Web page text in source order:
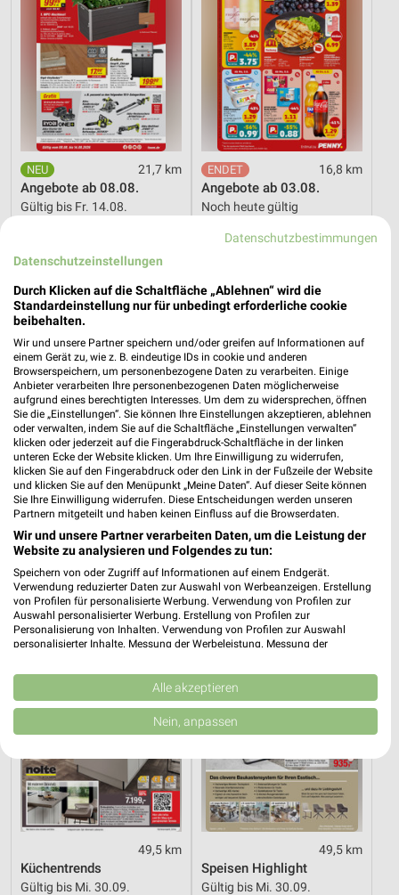
21,7 km
Angebote ab 08.08.
Gültig bis Fr. 14.08.
16,8 km
Angebote ab 03.08.
Noch heute gültig
0,5 km
Angebote ab 03.08.
Noch heute gültig
Opti Wohnwelt
49,5 km
Hot Sommer Sale
Gültig bis Sa. 29.08.
Opti Wohnwelt
49,5 km
Küchentrends
Gültig bis Mi. 30.09.
Opti Wohnwelt
49,5 km
Speisen Highlight
Gültig bis Mi. 30.09.
Datenschutzbestimmungen
Datenschutzeinstellungen
Durch Klicken auf die Schaltfläche „Ablehnen“ wird die
Standardeinstellung nur für unbedingt erforderliche cookie
beibehalten.
Wir und unsere Partner speichern und/oder greifen auf Informationen auf
einem Gerät zu, wie z. B. eindeutige IDs in cookie und anderen
Browserspeichern, um personenbezogene Daten zu verarbeiten. Einige
Anbieter verarbeiten Ihre personenbezogenen Daten möglicherweise
aufgrund eines berechtigten Interesses. Um dem zu widersprechen, öffnen
Sie die „Einstellungen“. Sie können Ihre Einstellungen akzeptieren, ablehnen
oder verwalten, indem Sie auf die Schaltfläche „Einstellungen verwalten“
klicken oder jederzeit auf die Fingerabdruck-Schaltfläche in der linken
unteren Ecke der Website klicken. Um Ihre Einwilligung zu widerrufen,
klicken Sie auf den Fingerabdruck oder den Link in der Fußzeile der Website
und klicken Sie auf den Menüpunkt „Meine Daten“. Auf dieser Seite können
Sie Ihre Einwilligung widerrufen. Diese Entscheidungen werden unseren
Partnern mitgeteilt und haben keinen Einfluss auf die Browserdaten.
Wir und unsere Partner verarbeiten Daten, um die Leistung der
Website zu analysieren und Folgendes zu tun:
Speichern von oder Zugriff auf Informationen auf einem Endgerät.
Verwendung reduzierter Daten zur Auswahl von Werbeanzeigen. Erstellung
von Profilen für personalisierte Werbung. Verwendung von Profilen zur
Auswahl personalisierter Werbung. Erstellung von Profilen zur
Personalisierung von Inhalten. Verwendung von Profilen zur Auswahl
personalisierter Inhalte. Messung der Werbeleistung. Messung der
Kombinationen von Daten aus verschiedenen Quellen. Entwicklung und
Verbesserung der Angebote. Verwendung reduzierter Daten zur Auswahl
von Inhalten.
Daten können außerhalb der Europäischen Union weitergegeben und in die
Website/App.
Partnerliste anzeigen (1 IAB-Anbieter)
Wir nutzen Ihre Daten für folgende Zwecke:
IAB-Verarbeitungszwecke:
Speichern von oder Zugriff auf Informationen
auf einem Endgerät
Alle akzeptieren
Nein, anpassen